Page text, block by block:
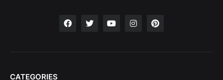
CATEGORIES